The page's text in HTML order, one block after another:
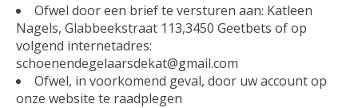
Ofwel door een brief te versturen aan: Katleen
Nagels, Glabbeekstraat 113,3450 Geetbets of op
volgend internetadres:
schoenendegelaarsdekat@gmail.com
Ofwel, in voorkomend geval, door uw account op
onze website te raadplegen